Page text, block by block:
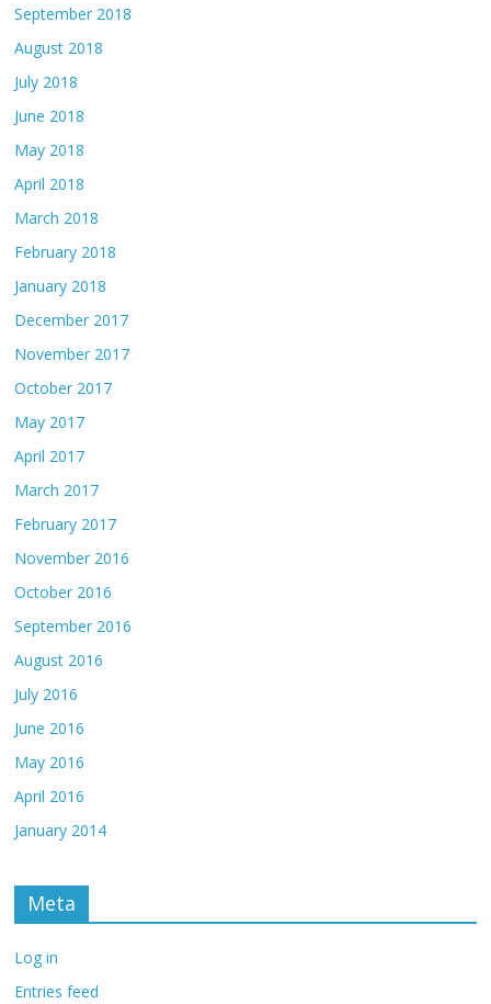
September 2018
August 2018
July 2018
June 2018
May 2018
April 2018
March 2018
February 2018
January 2018
December 2017
November 2017
October 2017
May 2017
April 2017
March 2017
February 2017
November 2016
October 2016
September 2016
August 2016
July 2016
June 2016
May 2016
April 2016
January 2014
Meta
Log in
Entries feed